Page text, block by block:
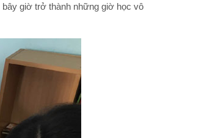
giờ trở thành những giờ học vô